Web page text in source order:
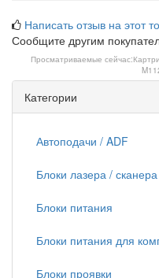
Написать отзыв на этот
Сообщите другим
Просматриваемые сейчас:
Категории
Автоподачи / ADF
Блоки лазера / сканера
Блоки питания
Блоки питания для
Блоки проявки